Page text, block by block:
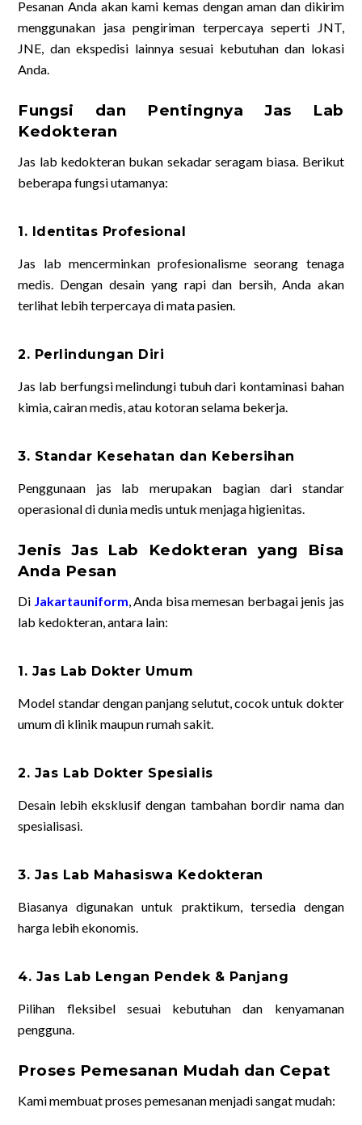
Pesanan Anda akan kami kemas dengan aman dan dikirim
menggunakan jasa pengiriman terpercaya seperti JNT,
JNE, dan ekspedisi lainnya sesuai kebutuhan dan lokasi
Anda.
Fungsi dan Pentingnya Jas Lab
Kedokteran
Jas lab kedokteran bukan sekadar seragam biasa. Berikut
beberapa fungsi utamanya:
1. Identitas Profesional
Jas lab mencerminkan profesionalisme seorang tenaga
medis. Dengan desain yang rapi dan bersih, Anda akan
terlihat lebih terpercaya di mata pasien.
2. Perlindungan Diri
Jas lab berfungsi melindungi tubuh dari kontaminasi bahan
kimia, cairan medis, atau kotoran selama bekerja.
3. Standar Kesehatan dan Kebersihan
Penggunaan jas lab merupakan bagian dari standar
operasional di dunia medis untuk menjaga higienitas.
Jenis Jas Lab Kedokteran yang Bisa
Anda Pesan
Di Jakartauniform , Anda bisa memesan berbagai jenis jas
lab kedokteran, antara lain:
1. Jas Lab Dokter Umum
Model standar dengan panjang selutut, cocok untuk dokter
umum di klinik maupun rumah sakit.
2. Jas Lab Dokter Spesialis
Desain lebih eksklusif dengan tambahan bordir nama dan
spesialisasi.
3. Jas Lab Mahasiswa Kedokteran
Biasanya digunakan untuk praktikum, tersedia dengan
harga lebih ekonomis.
4. Jas Lab Lengan Pendek & Panjang
Pilihan fleksibel sesuai kebutuhan dan kenyamanan
pengguna.
Proses Pemesanan Mudah dan Cepat
Kami membuat proses pemesanan menjadi sangat mudah: